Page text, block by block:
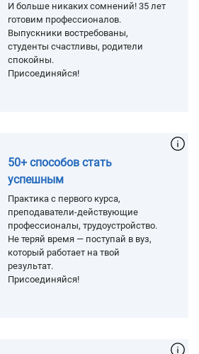
И больше никаких сомнений! 35 лет
готовим профессионалов.
Выпускники востребованы,
студенты счастливы, родители
спокойны.
Присоединяйся!
50+ способов стать
успешным
Практика с первого курса,
преподаватели-действующие
профессионалы, трудоустройство.
Не теряй время — поступай в вуз,
который работает на твой
результат.
Присоединяйся!